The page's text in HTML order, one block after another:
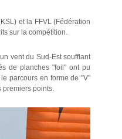
et la FFVL (Fédération
sur la compétition.
vent du Sud-Est soufflant
de planches "foil" ont pu
parcours en forme de "V"
premiers points.